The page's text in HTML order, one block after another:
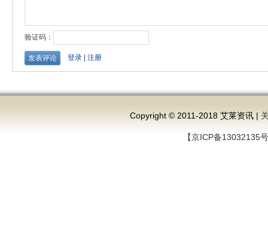
Copyright © 2011-2018 艾莱资讯 |
【京ICP备13032135